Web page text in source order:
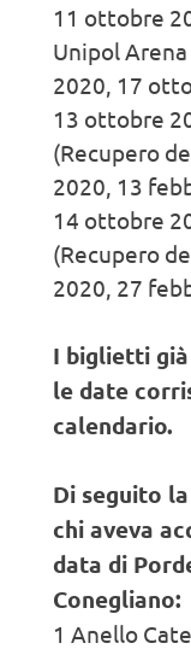
11 ottobre
Unipol
2020, 17
13 ottobre
(Recupero
2020, 13
14 ottobre
(Recupero
2020, 27
I biglietti
le date
calendario.
Di seguito
chi aveva
data di
Conegliano:
1 Anello